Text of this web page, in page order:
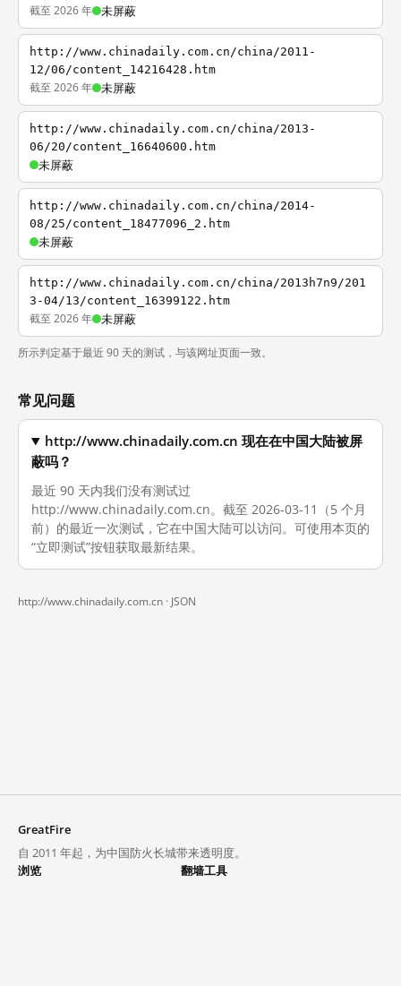
截至 2026 年 未屏蔽
http://www.chinadaily.com.cn/china/2011-
12/06/content_14216428.htm
截至 2026 年 未屏蔽
http://www.chinadaily.com.cn/china/2013-
06/20/content_16640600.htm
未屏蔽
http://www.chinadaily.com.cn/china/2014-
08/25/content_18477096_2.htm
未屏蔽
http://www.chinadaily.com.cn/china/2013h7n9/201
3-04/13/content_16399122.htm
截至 2026 年 未屏蔽
所示判定基于最近 90 天的测试，与该网址页面一致。
常见问题
http://www.chinadaily.com.cn 现在在中国大陆被屏
蔽吗？
最近 90 天内我们没有测试过
http://www.chinadaily.com.cn。截至 2026-03-11（5 个月
前）的最近一次测试，它在中国大陆可以访问。可使用本页的
“立即测试”按钮获取最新结果。
http://www.chinadaily.com.cn · JSON
GreatFire
自 2011 年起，为中国防火长城带来透明度。
浏览
翻墙工具